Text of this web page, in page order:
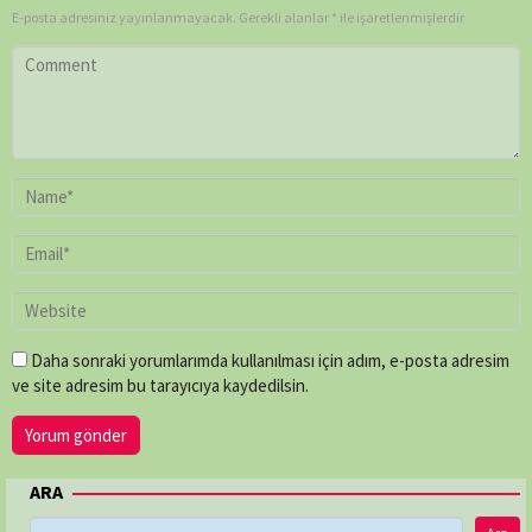
Lorne
Townend
Louise
Bridge,
Mike
Rowe
Paul
O'Connor
Peter
Chinn,
Shaun
Trevisick
E-posta adresiniz yayınlanmayacak. Gerekli alanlar * ile işaretlenmişlerdir
Daha sonraki yorumlarımda kullanılması için adım, e-posta adresim
ve site adresim bu tarayıcıya kaydedilsin.
ARA